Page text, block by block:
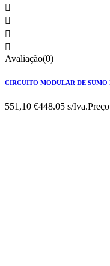




Avaliação(0)
CIRCUITO MODULAR DE
551,10 €448.05 s/Iva.Preço